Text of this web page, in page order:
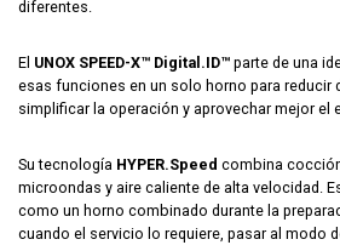
diferentes.
El UNOX SPEED-X™ Digital.ID™ parte de una
esas funciones en un solo horno para reducir
simplificar la operación y aprovechar mejor el
Su tecnología HYPER.Speed combina
microondas y aire caliente de alta velocidad.
como un horno combinado durante la
cuando el servicio lo requiere, pasar al modo